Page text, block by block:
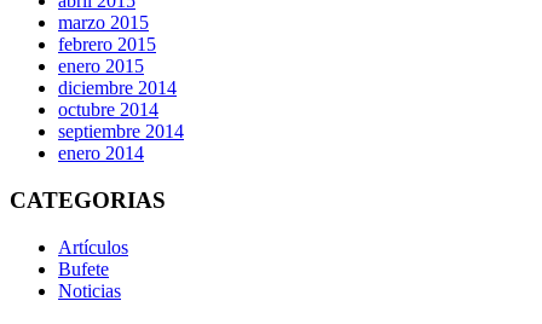
marzo 2015
febrero 2015
enero 2015
diciembre 2014
octubre 2014
septiembre 2014
enero 2014
CATEGORIAS
Artículos
Bufete
Noticias